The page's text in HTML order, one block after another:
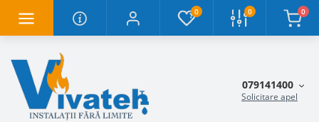
0 0 0
079141400
Solicitare apel